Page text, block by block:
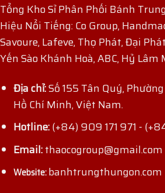
Tổng Kho Sỉ Phân Phối Bánh
Hiệu Nổi Tiếng: Co Group,
Savoure, Lafeve, Thọ Phát, Đại
Yến Sào Khánh Hoà, ABC, Hỷ Lâm
Địa chỉ:Số 155 Tân Quý,
Hồ Chí Minh, Việt Nam.
Hotline:(+84) 909 171 971 -
Email:thaocogroup@gmail.com
Website:banhtrungthungon.com